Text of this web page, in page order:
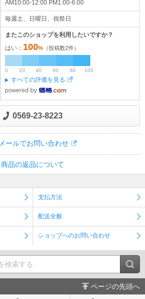
AM10:00-12:00 PM1:00-6:00
毎週土、日曜日、祝祭日
またこのショップを利用したいですか？
はい： 100% （投稿数2件）
0 20 40 60 80 100
すべての評価を見る
0569-23-8223
メールでお問い合わせ
商品の返品について
支払方法
配送全般
ショップへのお問い合わせ
ページの先頭へ